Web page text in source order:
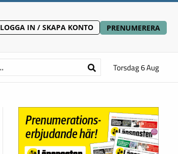
LOGGA IN / SKAPA KONTO PRENUMERERA
Torsdag 6 Aug